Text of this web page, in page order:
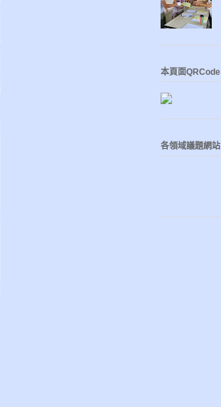
本頁面QRCode
各領域議題網站